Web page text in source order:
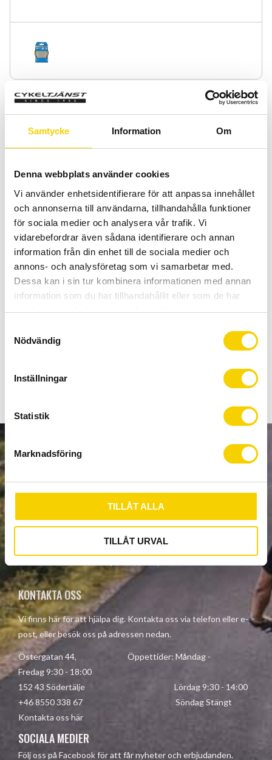
Samtycke Information Om
Denna webbplats använder cookies
Vi använder enhetsidentifierare för att anpassa innehållet
och annonserna till användarna, tillhandahålla funktioner
för sociala medier och analysera vår trafik. Vi
vidarebefordrar även sådana identifierare och annan
information från din enhet till de sociala medier och
annons- och analysföretag som vi samarbetar med.
Dessa kan i sin tur kombinera informationen med annan
information som du har tillhandahållit eller som de har
samlat in när du har använt deras tjänster.
s
v
a
l
Nödvändig
Inställningar
Statistik
Marknadsföring
TILLÅT ALLA
TILLÅT URVAL
Växelvajer Shimano 1,2x3000mm Rostfri
89:-
Quantity
+
-
BUY
Allt inom cykel på ett ställe
9 pc. in stock
Article SKU
Y60030014
SUBSCRIBE
Your personal information is processed in accordance with our
KONTAKTA OSS
Vi finns här för att hjälpa dig. Kontakta oss via telefon eller e-
post, eller besök oss på adressen nedan.
Östergatan 44, Öppettider: Måndag -
Fredag 9:30 - 18:00
152 43 Södertälje Lördag 9:30 - 14:00
+46 8550 338 67 Söndag Stängt
Kontakta oss här
SOCIALA MEDIER
Följ oss på Facebook för att får nyheter och erbjudanden.